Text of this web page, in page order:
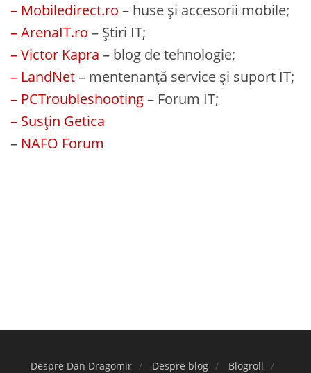
– Mobiledirect.ro – huse și accesorii mobile;
– ArenaIT.ro – Știri IT;
– Victor Kapra – blog de tehnologie;
– LandNet– mentenanță service și suport IT;
– PCTroubleshooting– Forum IT;
– Susțin Getica
– NAFO Forum
Despre Dan Dragomir Despre blog Blogroll